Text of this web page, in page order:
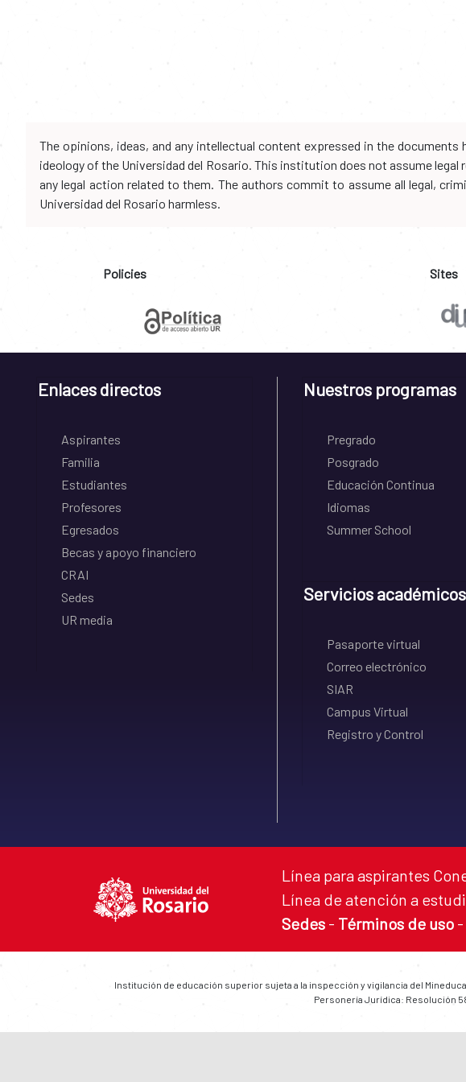
The opinions, ideas, and any intellectual content expressed in the
ideology of the Universidad del Rosario. This institution does not assume
any legal action related to them. The authors commit to assume all legal,
Universidad del Rosario harmless.
Policies Sites
Enlaces directos
Aspirantes
Familia
Estudiantes
Profesores
Egresados
Becas y apoyo financiero
CRAI
Sedes
UR media
Nuestros programas
Pregrado
Posgrado
Educación Continua
Idiomas
Summer School
Servicios académicos
Pasaporte virtual
Correo electrónico
SIAR
Campus Virtual
Registro y Control
Línea para aspirantes
Línea de atención a
Sedes - Términos de uso -
Institución de educación superior sujeta a la inspección y vigilancia del
Personería Jurídica: Resolución